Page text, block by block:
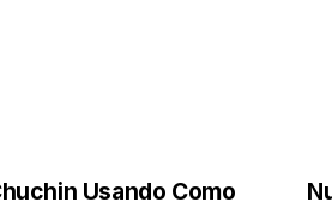
Usando Como